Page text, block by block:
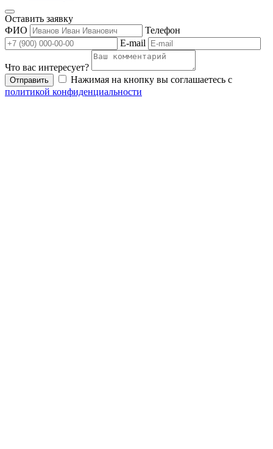
Оставить заявку
ФИО
Телефон
E-mail
Что вас интересует?
Отправить
Нажимая на кнопку вы соглашаетесь с
политикой конфиденциальности